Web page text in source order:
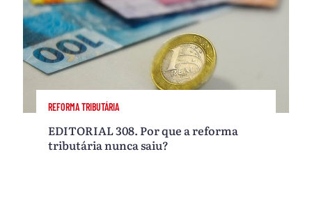
REFORMA TRIBUTÁRIA
EDITORIAL 308. Por que a reforma
tributária nunca saiu?